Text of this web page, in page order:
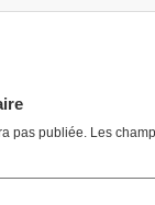
pas publiée. Les